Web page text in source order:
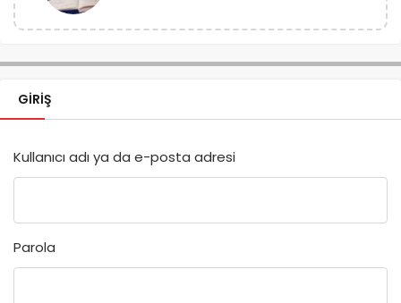
GIRIŞ
Kullanıcı adı ya da e-posta adresi
Parola